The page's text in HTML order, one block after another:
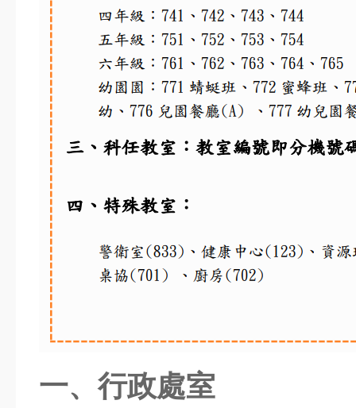
捐款名單
家長專區
家長安心專區
文件下載
學區分布
社團營隊
教科書版本
七賢YouTube
七賢FB
幼兒園FB
人數統計
意見反應
一、行政處室